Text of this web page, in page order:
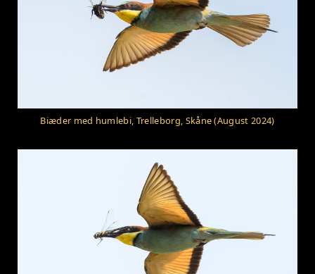
Biæder med humlebi, Trelleborg, Skåne (August 2024)